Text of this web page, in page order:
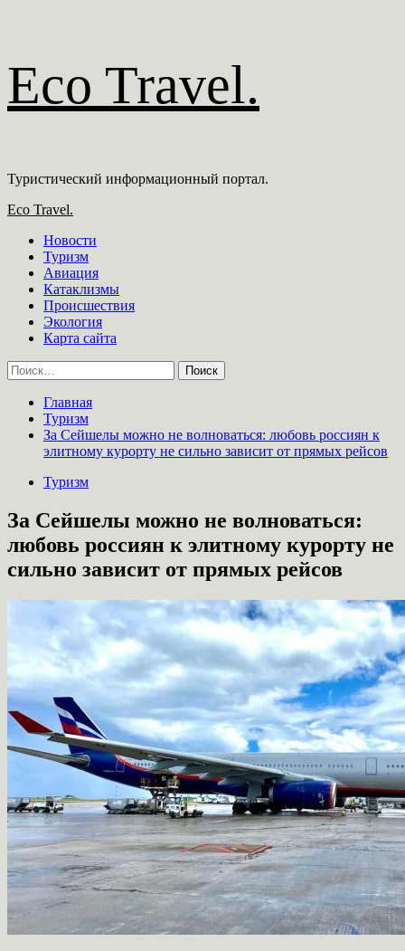
содержимому
Eco Travel.
Туристический информационный портал.
Основное
Eco Travel.
Новости
Туризм
Авиация
Катаклизмы
Происшествия
Экология
Карта сайта
Найти:
Главная
Туризм
За Сейшелы можно не волноваться: любовь россиян к
элитному курорту не сильно зависит от прямых рейсов
Туризм
За Сейшелы можно не волноваться:
любовь россиян к элитному курорту не
сильно зависит от прямых рейсов